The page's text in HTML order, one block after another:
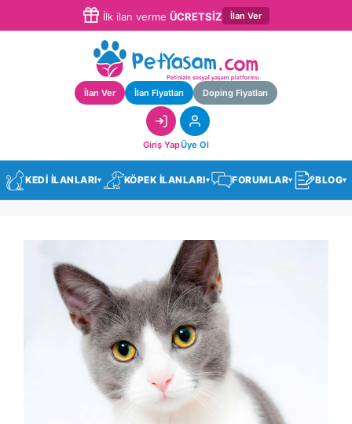
İlk ilan verme ÜCRETSİZ İlan Ver
İlan Ver İlan Fiyatları Doping Fiyatları
Giriş YapÜye Ol
KEDİ İLANLARI▾ KÖPEK İLANLARI▾ FORUMLAR▾ BLOG▾